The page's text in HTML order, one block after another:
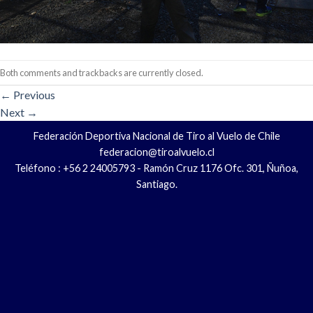
Both comments and trackbacks are currently closed.
← Previous
Next →
Federación Deportiva Nacional de Tiro al Vuelo de Chile
federacion@tiroalvuelo.cl
Teléfono : +56 2 24005793 - Ramón Cruz 1176 Ofc. 301, Ñuñoa,
Santiago.